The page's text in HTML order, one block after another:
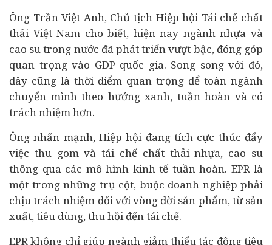
Ông Trần Việt Anh, Chủ tịch Hiệp hội Tái chế chất
thải Việt Nam cho biết, hiện nay ngành nhựa và
cao su trong nước đã phát triển vượt bậc, đóng góp
quan trọng vào GDP quốc gia. Song song với đó,
đây cũng là thời điểm quan trọng để toàn ngành
chuyển mình theo hướng xanh, tuần hoàn và có
trách nhiệm hơn.
Ông nhấn mạnh, Hiệp hội đang tích cực thúc đẩy
việc thu gom và tái chế chất thải nhựa, cao su
thông qua các mô hình kinh tế tuần hoàn. EPR là
một trong những trụ cột, buộc doanh nghiệp phải
chịu trách nhiệm đối với vòng đời sản phẩm, từ sản
xuất,tiêu dùng, thu hồi đến tái chế.
EPR không chỉ giúp ngành giảm thiểu tác động tiêu